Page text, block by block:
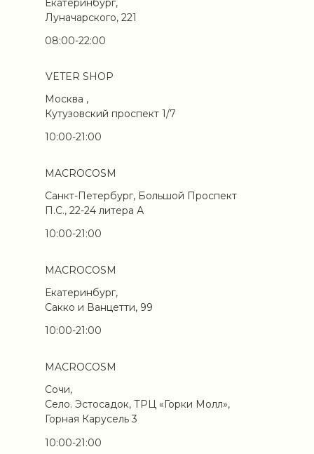
10:00-21:00
Санкт-Петербург, Большой Проспект
П.С., 22-24 литера А
10:00-21:00
Сочи,
Село. Эстосадок, ТРЦ «Горки Молл»,
Горная Карусель 3
Екатеринбург,
Луначарского, 221
08:00-22:00
10:00-21:00
Екатеринбург,
Сакко и Ванцетти, 99
MACROCOSM
MACROCOSM
MACROCOSM
VETER SHOP
Москва ,
Кутузовский проспект 1/7
10:00-21:00